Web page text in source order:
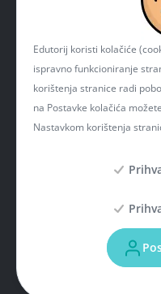
Edutorij koristi kolačiće
ispravno funkcioniranje
korištenja stranice radi
na Postavke kolačića
Nastavkom korištenja